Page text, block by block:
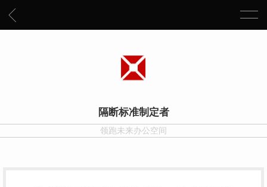
隔断标准制定者
领跑未来办公空间